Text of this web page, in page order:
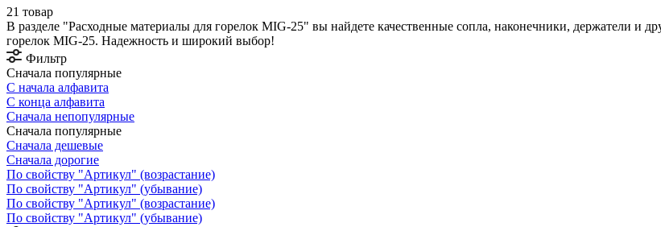
21 товар
В разделе "Расходные материалы для горелок MIG-25" вы найдете качественные сопла, наконечники, держатели и
горелок MIG-25. Надежность и широкий выбор!
Фильтр
Сначала популярные
С начала алфавита
С конца алфавита
Сначала непопулярные
Сначала популярные
Сначала дешевые
Сначала дорогие
По свойству "Артикул" (возрастание)
По свойству "Артикул" (убывание)
По свойству "Артикул" (возрастание)
По свойству "Артикул" (убывание)